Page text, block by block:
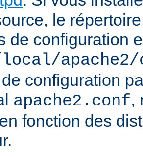
le
de configuration
apache2/
configuration
apache2.conf,
fonction des